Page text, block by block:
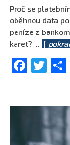
Proč se
oběhnou data
peníze z
karet? ... [